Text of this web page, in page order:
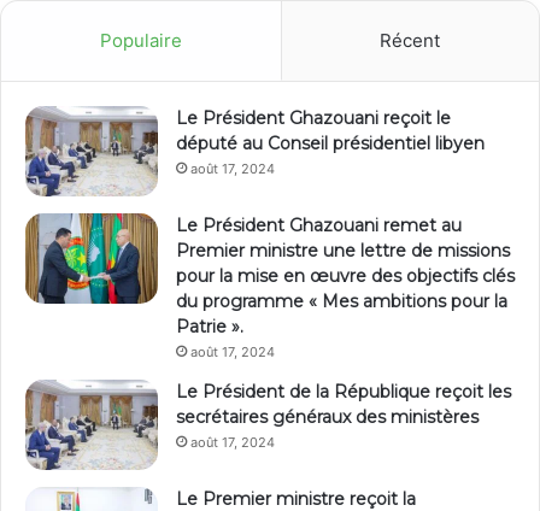
Populaire Récent
Le Président Ghazouani reçoit le
député au Conseil présidentiel libyen
août 17, 2024
Le Président Ghazouani remet au
Premier ministre une lettre de missions
pour la mise en œuvre des objectifs clés
du programme « Mes ambitions pour la
Patrie ».
août 17, 2024
Le Président de la République reçoit les
secrétaires généraux des ministères
août 17, 2024
Le Premier ministre reçoit la